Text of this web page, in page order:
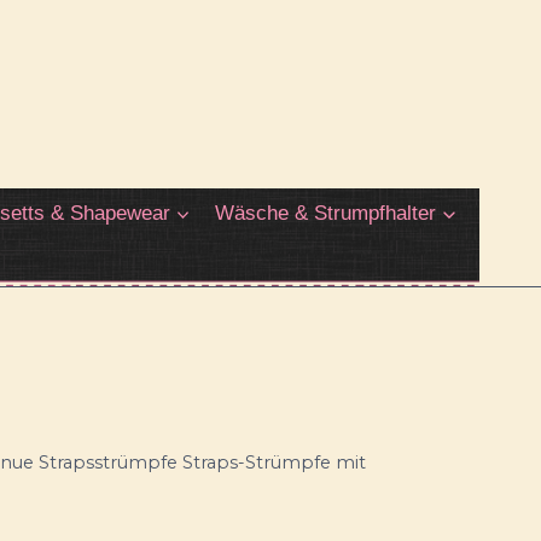
& Shapewear Wäsche & Strumpfhalter
Strapsstrümpfe Straps-Strümpfe mit